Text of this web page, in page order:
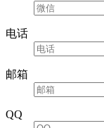
电话
邮箱
QQ